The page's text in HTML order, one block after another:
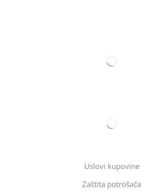
Uslovi kupovine
Zaštita potrošača